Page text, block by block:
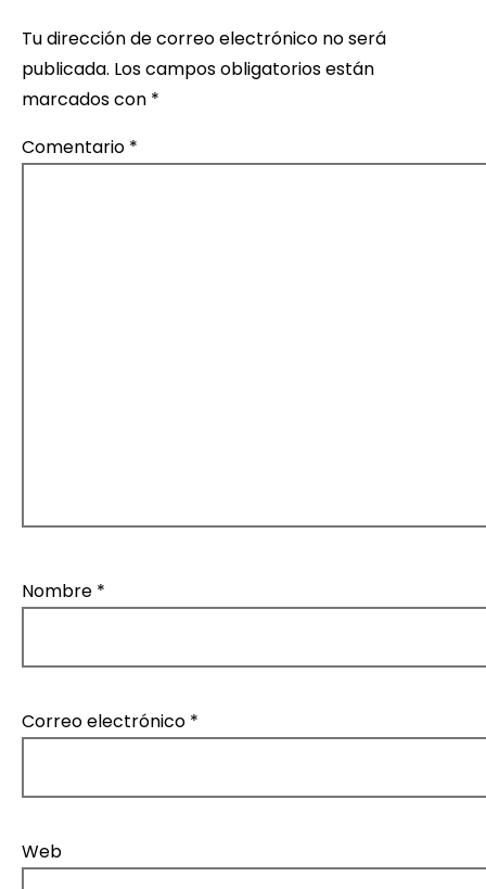
Tu dirección de correo electrónico no será
publicada. Los campos obligatorios están
marcados con *
Comentario *
Nombre *
Correo electrónico *
Web